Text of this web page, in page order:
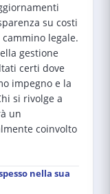
su costi
legale.
gestione
certi dove
impegno e la
si rivolge a
un
coinvolto
nella sua